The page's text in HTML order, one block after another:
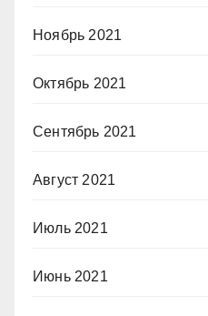
Ноябрь 2021
Октябрь 2021
Сентябрь 2021
Август 2021
Июль 2021
Июнь 2021